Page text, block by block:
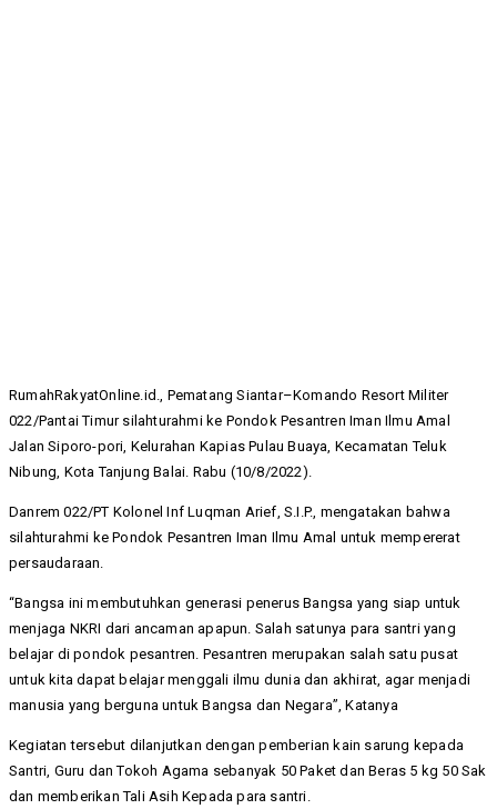
RumahRakyatOnline.id., Pematang Siantar–Komando Resort Militer
022/Pantai Timur silahturahmi ke Pondok Pesantren Iman Ilmu Amal
Jalan Siporo-pori, Kelurahan Kapias Pulau Buaya, Kecamatan Teluk
Nibung, Kota Tanjung Balai. Rabu (10/8/2022).
Danrem 022/PT Kolonel Inf Luqman Arief, S.I.P., mengatakan bahwa
silahturahmi ke Pondok Pesantren Iman Ilmu Amal untuk mempererat
persaudaraan.
“Bangsa ini membutuhkan generasi penerus Bangsa yang siap untuk
menjaga NKRI dari ancaman apapun. Salah satunya para santri yang
belajar di pondok pesantren. Pesantren merupakan salah satu pusat
untuk kita dapat belajar menggali ilmu dunia dan akhirat, agar menjadi
manusia yang berguna untuk Bangsa dan Negara”, Katanya
Kegiatan tersebut dilanjutkan dengan pemberian kain sarung kepada
Santri, Guru dan Tokoh Agama sebanyak 50 Paket dan Beras 5 kg 50 Sak
dan memberikan Tali Asih Kepada para santri.